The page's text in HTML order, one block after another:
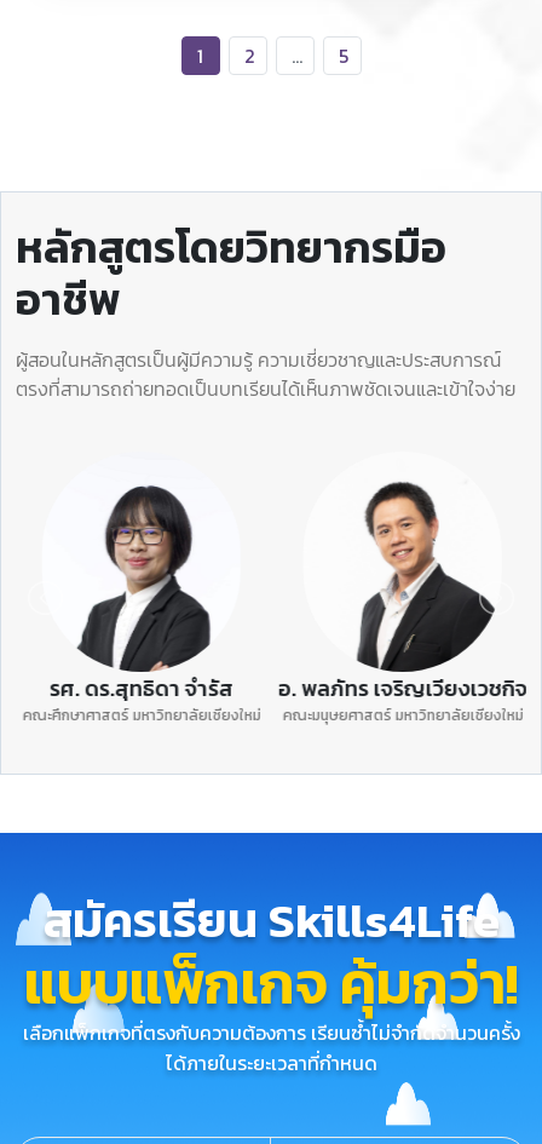
1 2 ... 5
หลักสูตรโดยวิทยากรมือ
อาชีพ
ผู้สอนในหลักสูตรเป็นผู้มีความรู้ ความเชี่ยวชาญและประสบการณ์
ตรงที่สามารถถ่ายทอดเป็นบทเรียนได้เห็นภาพชัดเจนและเข้าใจง่าย
. ดร.สุทธิดา จำรัส
าศาสตร์ มหาวิทยาลัยเชียงใหม่
อ. พลภัทร เจริญเวียงเวชกิจ
คณะมนุษยศาสตร์ มหาวิทยาลัยเชียงใหม่
รศ.
คณะรัฐศ
สมัครเรียน Skills4Life
แบบแพ็กเกจ คุ้มกว่า!
เลือกแพ็กเกจที่ตรงกับความต้องการ เรียนซ้ำไม่จำกัดจำนวนครั้ง
ได้ภายในระยะเวลาที่กำหนด